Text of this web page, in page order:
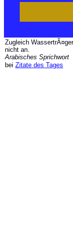
Zugleich
nicht an.
Arabisches Sprichwort
bei Zitate des Tages